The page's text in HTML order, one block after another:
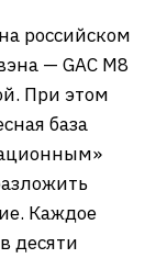
российском
— GAC M8
При этом
база
Каждое
десяти